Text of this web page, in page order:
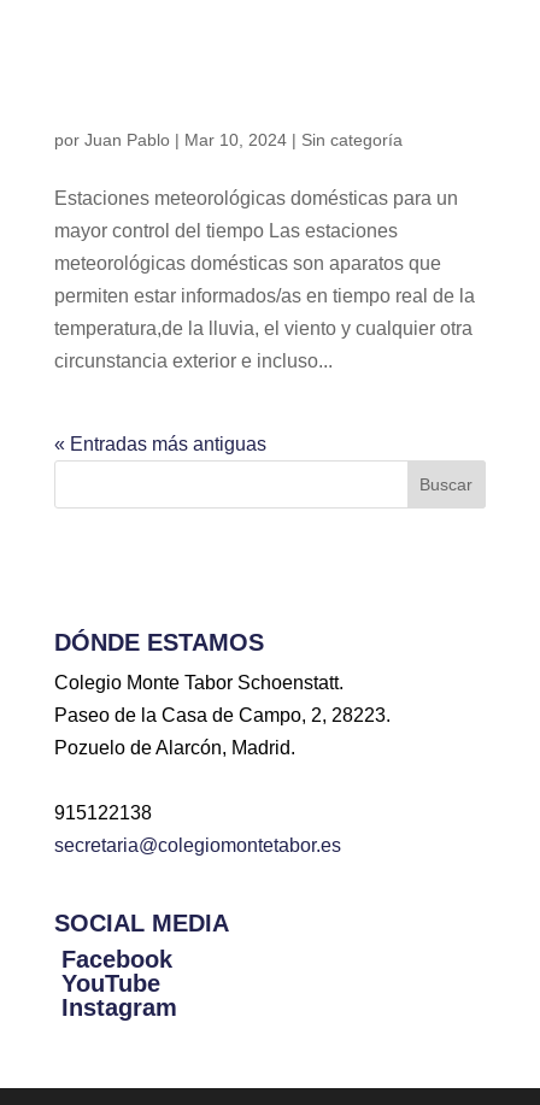
por Juan Pablo| Mar 10, 2024| Sin categoría
Estaciones meteorológicas domésticas para un
mayor control del tiempo Las estaciones
meteorológicas domésticas son aparatos que
permiten estar informados/as en tiempo real de la
temperatura,de la lluvia, el viento y cualquier otra
circunstancia exterior e incluso...
« Entradas más antiguas
Buscar
DÓNDE ESTAMOS
Colegio Monte Tabor Schoenstatt.
Paseo de la Casa de Campo, 2, 28223.
Pozuelo de Alarcón, Madrid.
915122138
secretaria@colegiomontetabor.es
SOCIAL MEDIA
Facebook
YouTube
Instagram